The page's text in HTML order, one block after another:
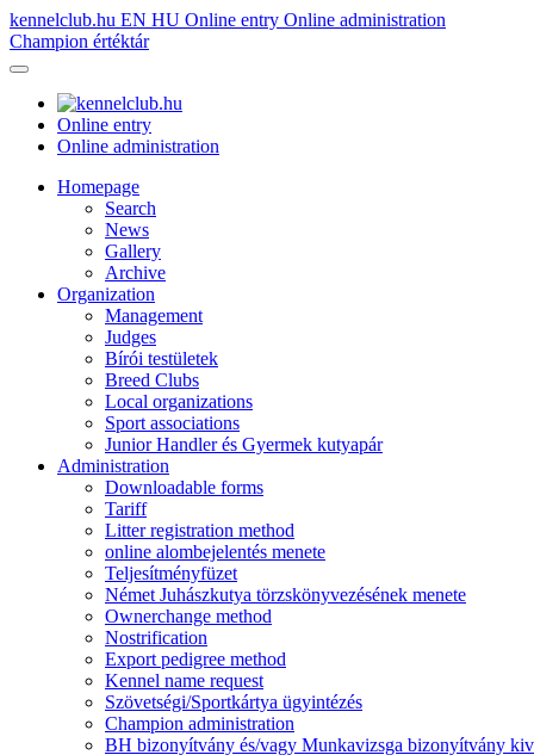
kennelclub.hu EN HU Online entry Online administration
Champion értéktár
Online entry
Online administration
Homepage
Search
News
Gallery
Archive
Organization
Management
Judges
Bírói testületek
Breed Clubs
Local organizations
Sport associations
Junior Handler és Gyermek kutyapár
Administration
Downloadable forms
Tariff
Litter registration method
online alombejelentés menete
Teljesítményfüzet
Német Juhászkutya törzskönyvezésének menete
Ownerchange method
Nostrification
Export pedigree method
Kennel name request
Szövetségi/Sportkártya ügyintézés
Champion administration
BH bizonyítvány és/vagy Munkavizsga bizonyítvány